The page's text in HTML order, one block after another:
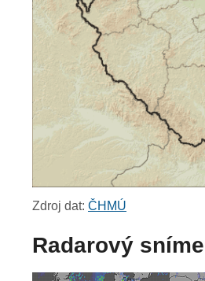
Zdroj dat:ČHMÚ
Radarový